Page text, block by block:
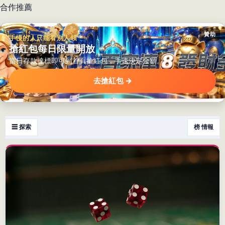
合作推薦
贊助
手慢的人只能看別人領
搶紅包每日限量開放
當日存款達標即可到首頁搶紅包，手速決定金額。
去搶紅包 →
☰ 探索 榜 情報